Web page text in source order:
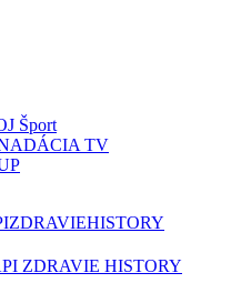
Šport
TV
ZDRAVIEHISTORY
ZDRAVIE HISTORY